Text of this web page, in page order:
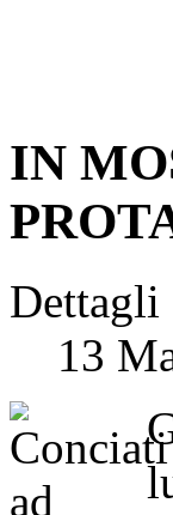
IN
Dettagli
13